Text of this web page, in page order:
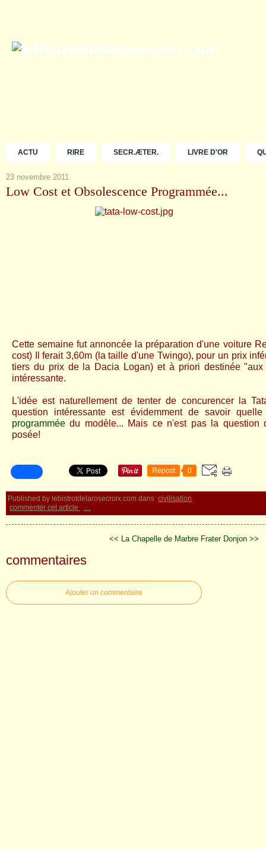
ACTU RIRE SECR.ÆTER. LIVRE D'OR
23 novembre 2011
Low Cost et Obsolescence Programmée...
Cette semaine fut annoncée la préparation d'une voiture
cost) Il ferait 3,60m (la taille d'une Twingo), pour un prix
tiers du prix de la Dacia Logan) et à priori destinée "aux
intéressante.
L'idée est naturellement de tenter de concurencer la
question intéressante est évidemment de savoir
programmée du modèle... Mais ce n'est pas la question
posée!
Repost 0
Published by lebistrotdelarosecroix.com dans civilisation
commenter cet article
…
<< La Chapelle de Marbre Frater Donjon >>
commentaires
Ajouter un commentaire